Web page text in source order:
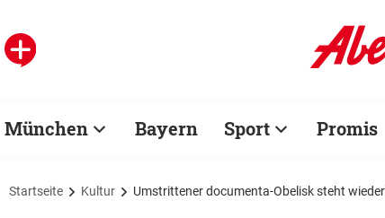
München Bayern Sport Promis
Startseite Kultur Umstrittener documenta-Obelisk steht